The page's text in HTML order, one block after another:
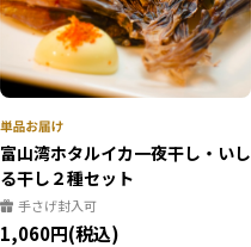
富山湾ホタルイカ一夜干し・いし
る干し２種セット
手さげ封入可
1,060円(税込)